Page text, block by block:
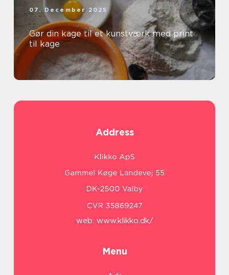
07. December 2025
Gør din kage til et kunstværk med print
til kage
Address
web: www.klikko.dk/
Menu